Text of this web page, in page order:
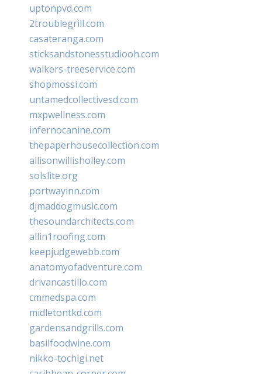
uptonpvd.com
2troublegrill.com
casateranga.com
sticksandstonesstudiooh.com
walkers-treeservice.com
shopmossi.com
untamedcollectivesd.com
mxpwellness.com
infernocanine.com
thepaperhousecollection.com
allisonwillisholley.com
solslite.org
portwayinn.com
djmaddogmusic.com
thesoundarchitects.com
allin1roofing.com
keepjudgewebb.com
anatomyofadventure.com
drivancastillo.com
cmmedspa.com
midletontkd.com
gardensandgrills.com
basilfoodwine.com
nikko-tochigi.net